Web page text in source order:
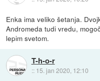
Enka ima veliko šetanja.
Andromeda tudi vredu,
lepim svetom.
T-h-o-r
:: 15. jan 2020, 12:10